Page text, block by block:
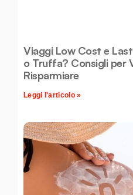
Viaggi Low Cost e
o Truffa? Consigli per
Risparmiare
Leggi l'articolo »